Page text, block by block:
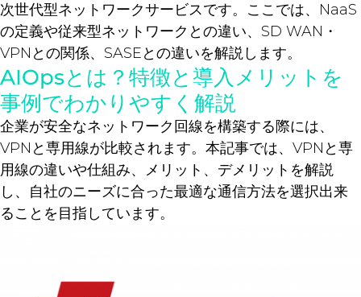
次世代型ネットワークサービスです。ここでは、NaaS
の定義や従来型ネットワークとの違い、SD WAN・
VPNとの関係、SASEとの違いを解説します。
AIOpsとは？特徴と導入メリットを
事例でわかりやすく解説
企業が安全なネットワーク回線を構築する際には、
VPNと専用線が比較されます。本記事では、VPNと専
用線の違いや仕組み、メリット、デメリットを解説
し、自社のニーズに合った最適な通信方法を選択出来
ることを目指しています。